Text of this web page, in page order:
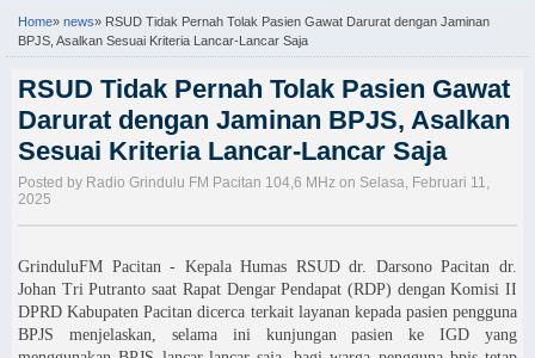
Home» news» RSUD Tidak Pernah Tolak Pasien Gawat Darurat dengan Jaminan
BPJS, Asalkan Sesuai Kriteria Lancar-Lancar Saja
RSUD Tidak Pernah Tolak Pasien Gawat
Darurat dengan Jaminan BPJS, Asalkan
Sesuai Kriteria Lancar-Lancar Saja
Posted by Radio Grindulu FM Pacitan 104,6 MHz on Selasa, Februari 11,
2025
GrinduluFM Pacitan - Kepala Humas RSUD dr. Darsono Pacitan dr.
Johan Tri Putranto saat Rapat Dengar Pendapat (RDP) dengan Komisi II
DPRD Kabupaten Pacitan dicerca terkait layanan kepada pasien pengguna
BPJS menjelaskan, selama ini kunjungan pasien ke IGD yang